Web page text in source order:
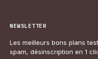
NEWSLETTER
Les meilleurs bons plans
spam, désinscription en 1